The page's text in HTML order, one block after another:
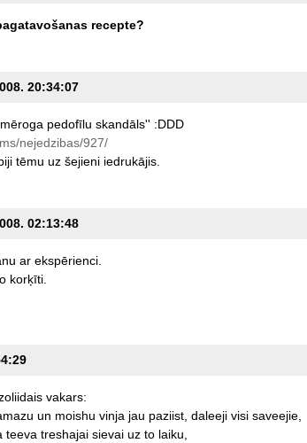
recepte?
20:34:07
mēroga pedofīlu skandāls'' :DDD
nejedzibas/927/
tēmu uz šejieni iedrukājis.
02:13:48
ar ekspērienci.
korķīti.
vakars:
un moishu vinja jau paziist, daleeji visi saveejie,
teeva treshajai sievai uz to laiku,